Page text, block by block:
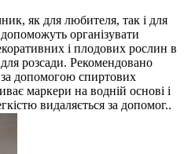
як для любителя, так і для
організувати
і плодових рослин в
розсади. Рекомендовано
допомогою спиртових
маркери на водній основі і
видаляється за допомог..